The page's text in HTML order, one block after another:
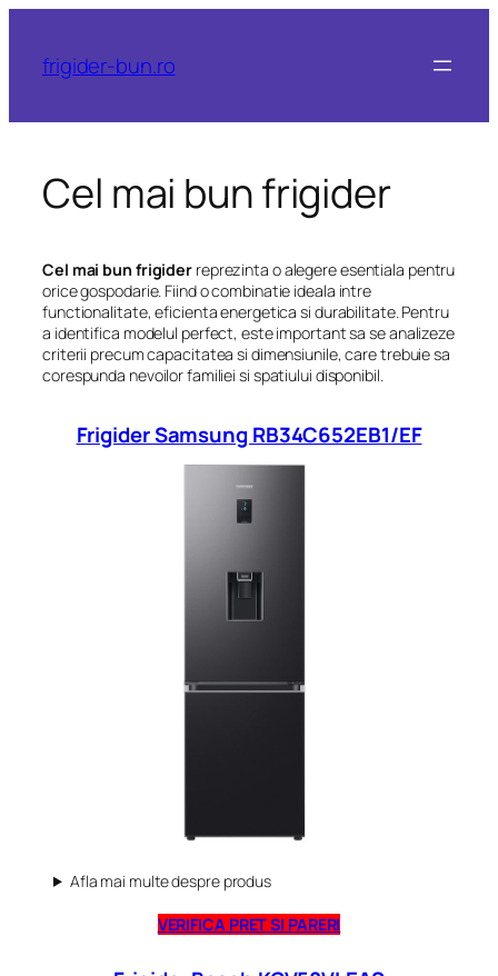
frigider-bun.ro
Cel mai bun frigider
Cel mai bun frigider reprezinta o alegere esentiala pentru
orice gospodarie. Fiind o combinatie ideala intre
functionalitate, eficienta energetica si durabilitate. Pentru
a identifica modelul perfect, este important sa se analizeze
criterii precum capacitatea si dimensiunile, care trebuie sa
corespunda nevoilor familiei si spatiului disponibil.
Frigider Samsung RB34C652EB1/EF
Afla mai multe despre produs
VERIFICA PRET SI PARERI